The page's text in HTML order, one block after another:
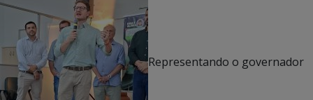
Representando o governador